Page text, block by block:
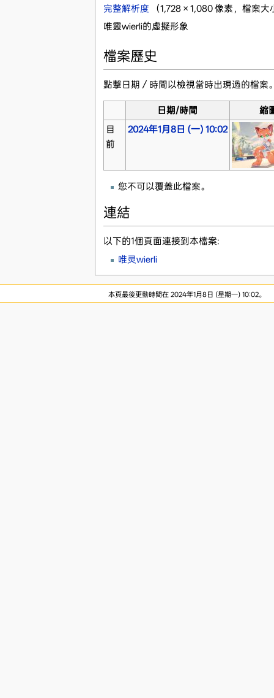
完整解析度
（1,728 × 1,080 像素，檔案
唯靈wierli的虛擬形象
檔案歷史
點擊日期／時間以檢視當時出現過的檔案
日期/時間
縮
目
前
2024年1月8日 (一) 10:02
您不可以覆蓋此檔案。
連結
以下的1個頁面連接到本檔案:
唯灵wierli
本頁最後更動時間在 2024年1月8日 (星期一) 10:02。